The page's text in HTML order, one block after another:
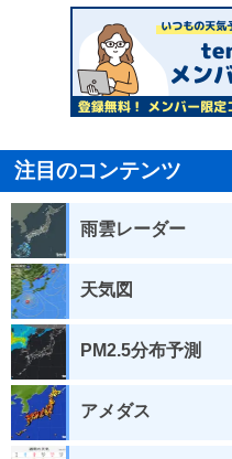
注目のコンテンツ
雨雲レーダー
天気図
PM2.5分布予測
アメダス